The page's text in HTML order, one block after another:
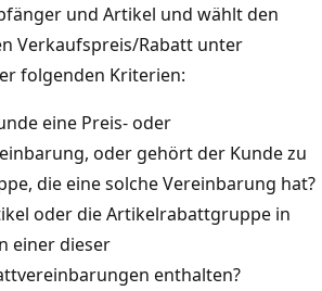
und Artikel und wählt den
Verkaufspreis/Rabatt unter
folgenden Kriterien:
eine Preis- oder
oder gehört der Kunde zu
die eine solche Vereinbarung hat?
oder die Artikelrabattgruppe in
einer dieser
enthalten?